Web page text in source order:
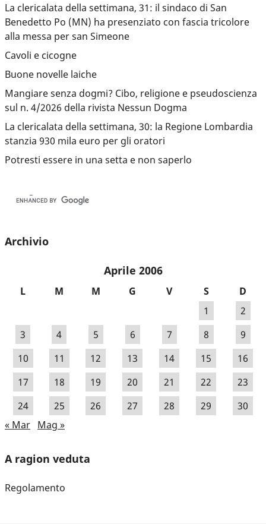
La clericalata della settimana, 31: il sindaco di San
Benedetto Po (MN) ha presenziato con fascia tricolore
alla messa per san Simeone
Cavoli e cicogne
Buone novelle laiche
Mangiare senza dogmi? Cibo, religione e pseudoscienza
sul n. 4/2026 della rivista Nessun Dogma
La clericalata della settimana, 30: la Regione Lombardia
stanzia 930 mila euro per gli oratori
Potresti essere in una setta e non saperlo
Archivio
Aprile 2006
L M M G V S
D
1
2
3
4 5 6 7 8
9
10
11 12 13 14 15
16
17
18 19 20 21 22
23
24
25 26 27 28 29
30
« Mar Mag »
A ragion veduta
Regolamento